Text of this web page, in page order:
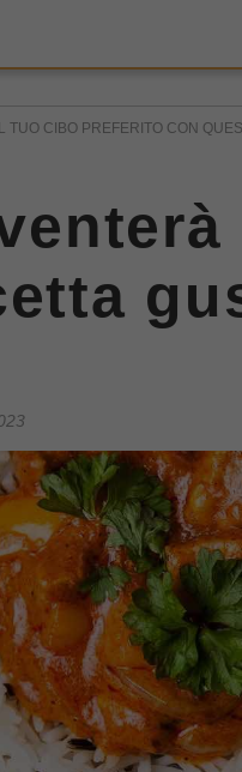
TUO CIBO PREFERITO CON